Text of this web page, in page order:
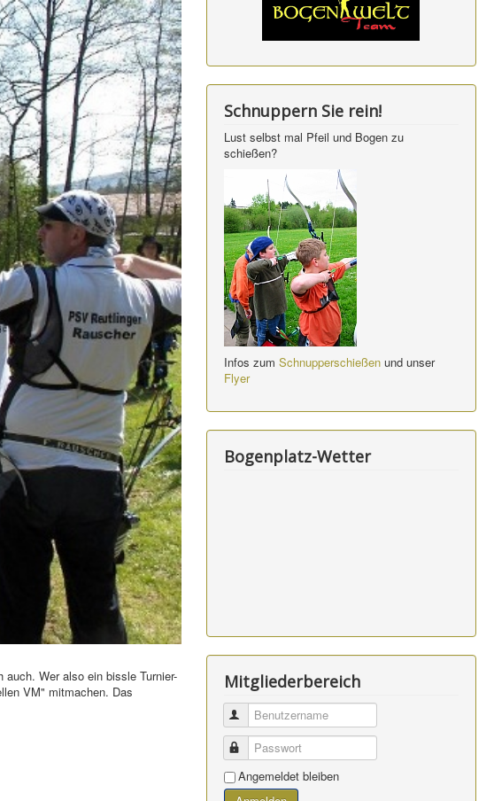
Wer also ein bissle Turnier-
VM" mitmachen. Das
Schnuppern Sie rein!
Lust selbst mal Pfeil und Bogen zu
schießen?
Infos zum Schnupperschießenund unser
Flyer
Bogenplatz-Wetter
Mitgliederbereich
Benutzername
Passwort
Angemeldet bleiben